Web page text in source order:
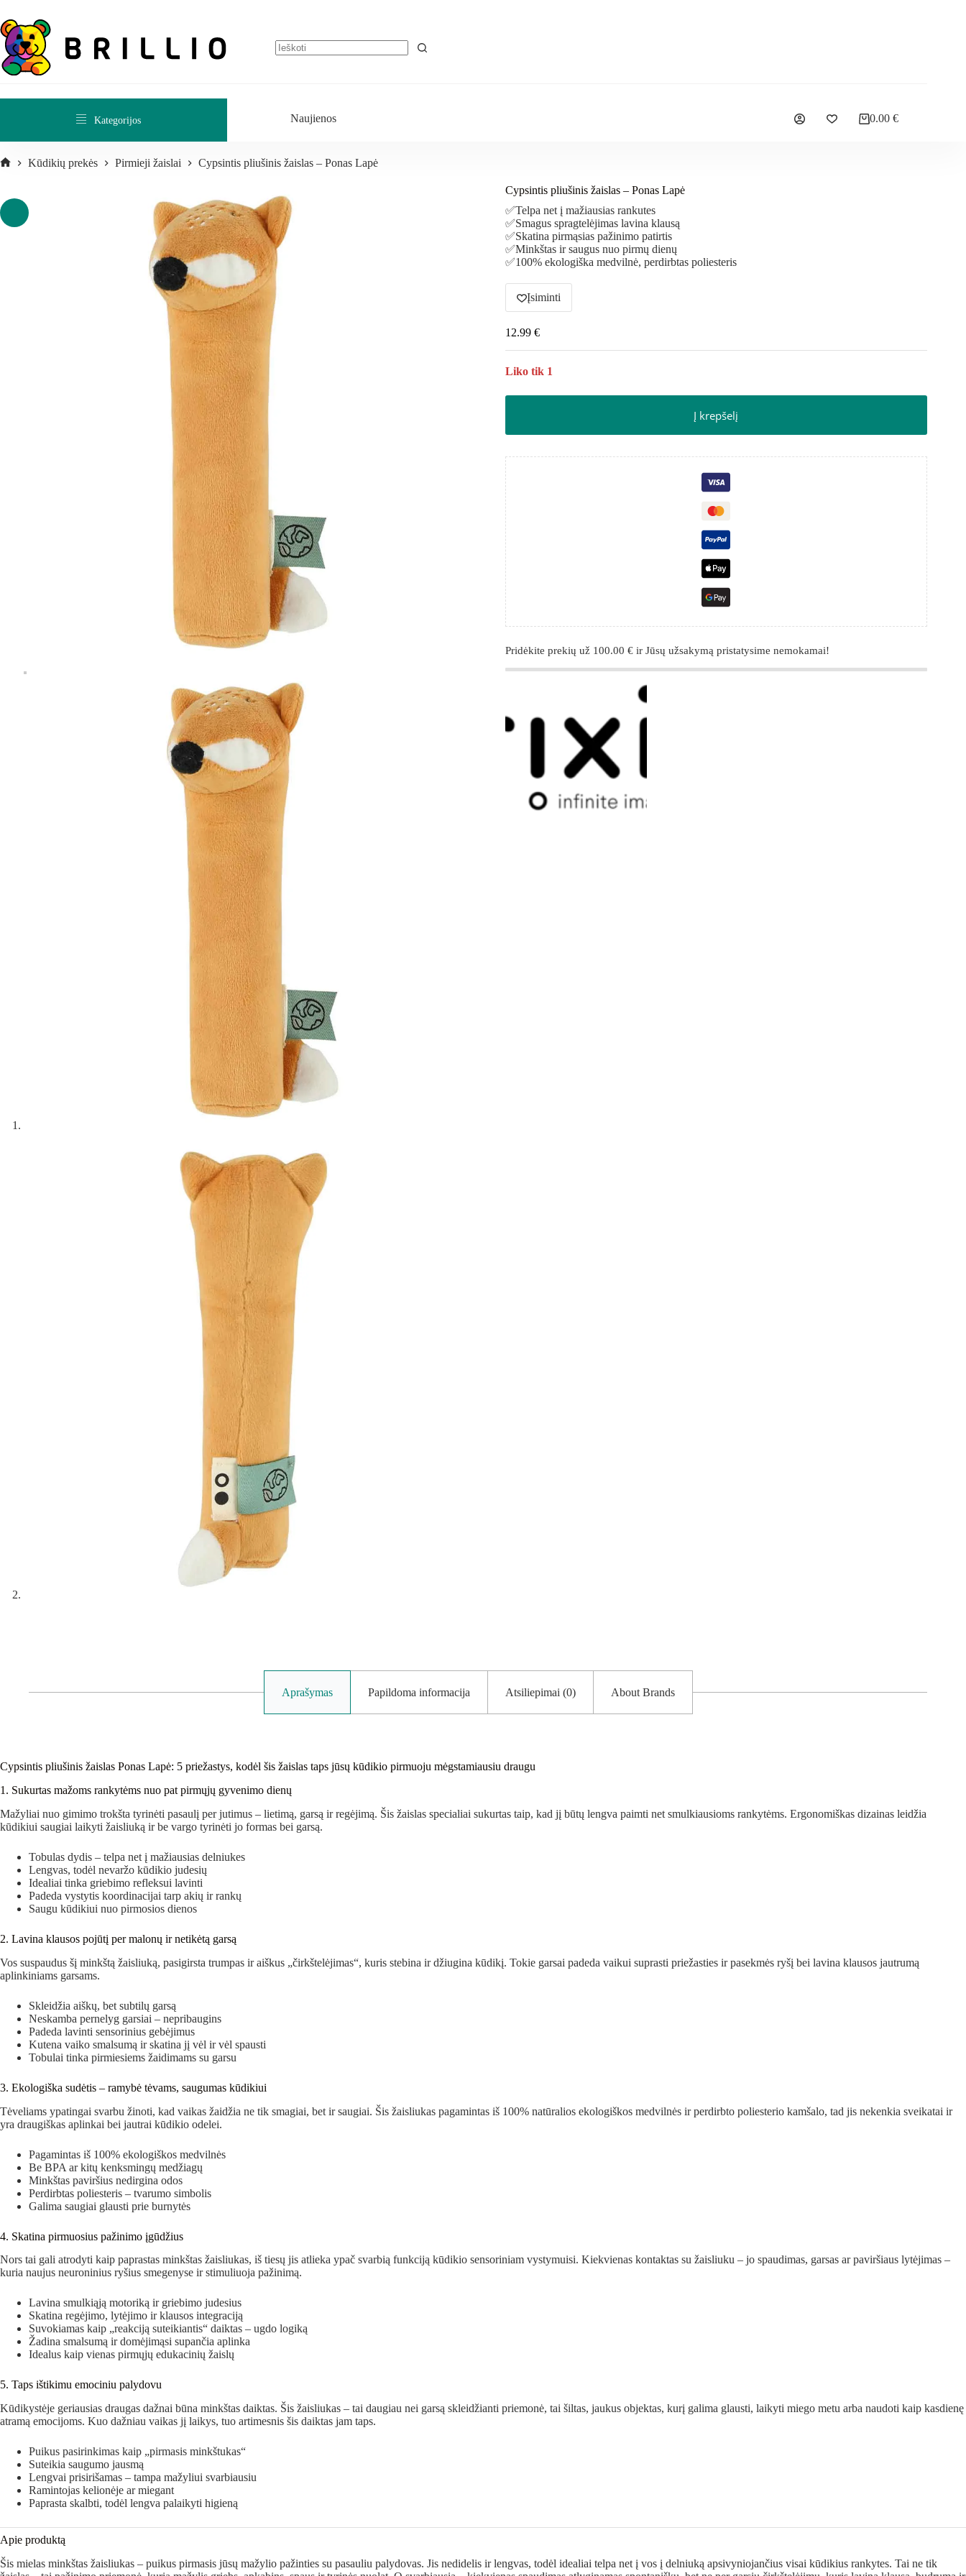
Kategorijos Naujienos 0.00 €
Kūdikių prekės Pirmieji žaislai Cypsintis pliušinis žaislas – Ponas Lapė
Cypsintis pliušinis žaislas – Ponas Lapė
✅Telpa net į mažiausias rankutes
✅Smagus spragtelėjimas lavina klausą
✅Skatina pirmąsias pažinimo patirtis
✅Minkštas ir saugus nuo pirmų dienų
✅100% ekologiška medvilnė, perdirbtas poliesteris
Įsiminti
12.99 €
Liko tik 1
Į krepšelį
Pridėkite prekių už 100.00 €ir Jūsų užsakymą pristatysime nemokamai!
Aprašymas Papildoma informacija Atsiliepimai (0) About Brands
Cypsintis pliušinis žaislas Ponas Lapė: 5 priežastys, kodėl šis žaislas taps jūsų kūdikio pirmuoju mėgstamiausiu draugu
1. Sukurtas mažoms rankytėms nuo pat pirmųjų gyvenimo dienų
Mažyliai nuo gimimo trokšta tyrinėti pasaulį per jutimus – lietimą, garsą ir regėjimą. Šis žaislas specialiai sukurtas taip, kad jį būtų lengva paimti net smulkiausioms rankytėms. Ergonomiškas dizainas leidžia
kūdikiui saugiai laikyti žaisliuką ir be vargo tyrinėti jo formas bei garsą.
Tobulas dydis – telpa net į mažiausias delniukes
Lengvas, todėl nevaržo kūdikio judesių
Idealiai tinka griebimo refleksui lavinti
Padeda vystytis koordinacijai tarp akių ir rankų
Saugu kūdikiui nuo pirmosios dienos
2. Lavina klausos pojūtį per malonų ir netikėtą garsą
Vos suspaudus šį minkštą žaisliuką, pasigirsta trumpas ir aiškus „čirkštelėjimas“, kuris stebina ir džiugina kūdikį. Tokie garsai padeda vaikui suprasti priežasties ir pasekmės ryšį bei lavina klausos jautrumą
aplinkiniams garsams.
Skleidžia aiškų, bet subtilų garsą
Neskamba pernelyg garsiai – nepribaugins
Padeda lavinti sensorinius gebėjimus
Kutena vaiko smalsumą ir skatina jį vėl ir vėl spausti
Tobulai tinka pirmiesiems žaidimams su garsu
3. Ekologiška sudėtis – ramybė tėvams, saugumas kūdikiui
Tėveliams ypatingai svarbu žinoti, kad vaikas žaidžia ne tik smagiai, bet ir saugiai. Šis žaisliukas pagamintas iš 100% natūralios ekologiškos medvilnės ir perdirbto poliesterio kamšalo, tad jis nekenkia sveikatai ir
yra draugiškas aplinkai bei jautrai kūdikio odelei.
Pagamintas iš 100% ekologiškos medvilnės
Be BPA ar kitų kenksmingų medžiagų
Minkštas paviršius nedirgina odos
Perdirbtas poliesteris – tvarumo simbolis
Galima saugiai glausti prie burnytės
4. Skatina pirmuosius pažinimo įgūdžius
Nors tai gali atrodyti kaip paprastas minkštas žaisliukas, iš tiesų jis atlieka ypač svarbią funkciją kūdikio sensoriniam vystymuisi. Kiekvienas kontaktas su žaisliuku – jo spaudimas, garsas ar paviršiaus lytėjimas –
kuria naujus neuroninius ryšius smegenyse ir stimuliuoja pažinimą.
Lavina smulkiąją motoriką ir griebimo judesius
Skatina regėjimo, lytėjimo ir klausos integraciją
Suvokiamas kaip „reakciją suteikiantis“ daiktas – ugdo logiką
Žadina smalsumą ir domėjimąsi supančia aplinka
Idealus kaip vienas pirmųjų edukacinių žaislų
5. Taps ištikimu emociniu palydovu
Kūdikystėje geriausias draugas dažnai būna minkštas daiktas. Šis žaisliukas – tai daugiau nei garsą skleidžianti priemonė, tai šiltas, jaukus objektas, kurį galima glausti, laikyti miego metu arba naudoti kaip kasdienę
atramą emocijoms. Kuo dažniau vaikas jį laikys, tuo artimesnis šis daiktas jam taps.
Puikus pasirinkimas kaip „pirmasis minkštukas“
Suteikia saugumo jausmą
Lengvai prisirišamas – tampa mažyliui svarbiausiu
Ramintojas kelionėje ar miegant
Paprasta skalbti, todėl lengva palaikyti higieną
Apie produktą
Šis mielas minkštas žaisliukas – puikus pirmasis jūsų mažylio pažinties su pasauliu palydovas. Jis nedidelis ir lengvas, todėl idealiai telpa net į vos į delniuką apsivyniojančius visai kūdikius rankytes. Tai ne tik